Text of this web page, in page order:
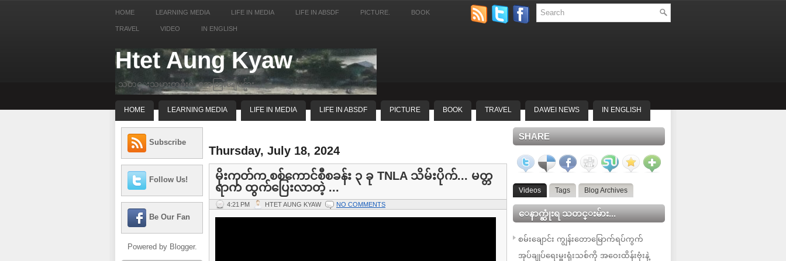
HOME LEARNING MEDIA LIFE IN MEDIA LIFE IN ABSDF PICTURE. BOOK
TRAVEL VIDEO IN ENGLISH
Htet Aung Kyaw
သတင္းသမားတဦးရဲ့ အေတြးအျမင္မ်ား
HOME LEARNING MEDIA LIFE IN MEDIA LIFE IN ABSDF PICTURE BOOK TRAVEL DAWEI NEWS IN ENGLISH
Subscribe
Follow Us!
Be Our Fan
Powered by Blogger.
Thursday, July 18, 2024
မိုးကုတ်က စစ်ကောင်စီစခန်း ၃ ခု TNLA သိမ်းပိုက်... မတ္တ
ရာက ထွက်ပြေးလာတဲ့ ...
4:21 PM HTET AUNG KYAW NO COMMENTS
SHARE
Videos Tags Blog Archives
ေနာက္ဆုံးရ သတင္းမ်ား...
စမ်းချောင်း ကျွန်းတောမြောက်ရပ်ကွက်
အုပ်ချုပ်ရေးမှူးရုံးသစ်ကို အဝေးထိန်းဗုံးနဲ့